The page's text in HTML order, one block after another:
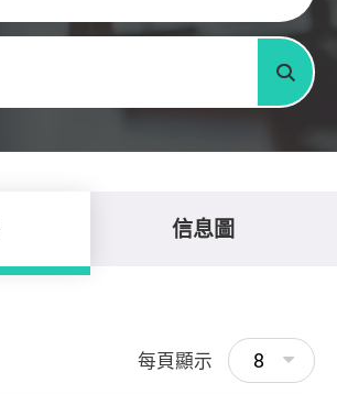
搜尋
信息圖
每頁顯示 8